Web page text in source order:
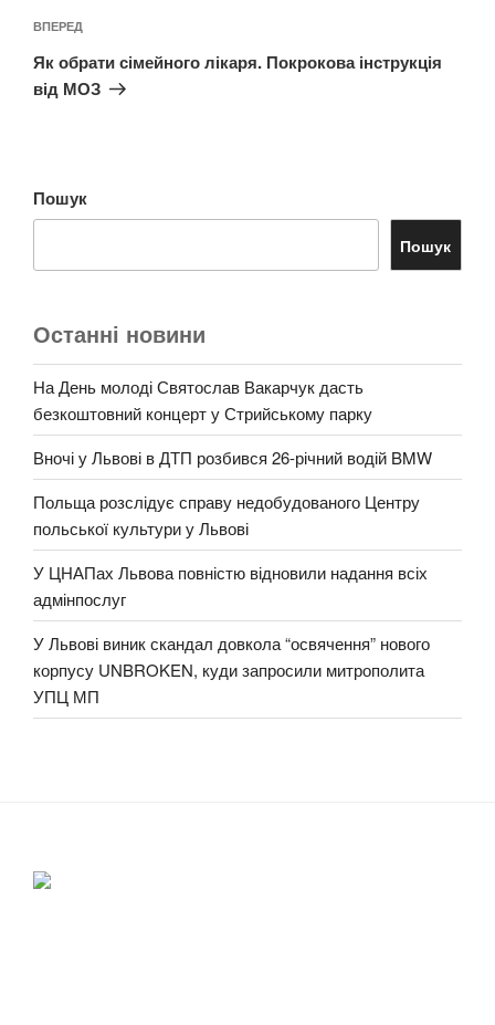
Наступний
запис
ВПЕРЕД
Як обрати сімейного лікаря. Покрокова інструкція
від МОЗ
Пошук
Пошук
Останні новини
На День молоді Святослав Вакарчук дасть
безкоштовний концерт у Стрийському парку
Вночі у Львові в ДТП розбився 26-річний водій BMW
Польща розслідує справу недобудованого Центру
польської культури у Львові
У ЦНАПах Львова повністю відновили надання всіх
адмінпослуг
У Львові виник скандал довкола “освячення” нового
корпусу UNBROKEN, куди запросили митрополита
УПЦ МП